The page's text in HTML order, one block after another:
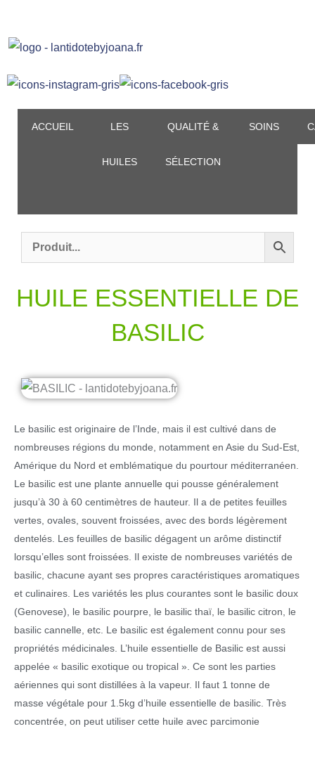
contenu
ACCUEIL LES
HUILES
QUALITÉ &
SÉLECTION
SOINS
HUILE ESSENTIELLE DE
BASILIC
Le basilic est originaire de l’Inde, mais il est cultivé dans de
nombreuses régions du monde, notamment en Asie du Sud-Est,
Amérique du Nord et emblématique du pourtour méditerranéen.
Le basilic est une plante annuelle qui pousse généralement
jusqu’à 30 à 60 centimètres de hauteur. Il a de petites feuilles
vertes, ovales, souvent froissées, avec des bords légèrement
dentelés. Les feuilles de basilic dégagent un arôme distinctif
lorsqu’elles sont froissées. Il existe de nombreuses variétés de
basilic, chacune ayant ses propres caractéristiques aromatiques
et culinaires. Les variétés les plus courantes sont le basilic doux
(Genovese), le basilic pourpre, le basilic thaï, le basilic citron, le
basilic cannelle, etc. Le basilic est également connu pour ses
propriétés médicinales. L’huile essentielle de Basilic est aussi
appelée « basilic exotique ou tropical ». Ce sont les parties
aériennes qui sont distillées à la vapeur. Il faut 1 tonne de
masse végétale pour 1.5kg d’huile essentielle de basilic. Très
concentrée, on peut utiliser cette huile avec parcimonie